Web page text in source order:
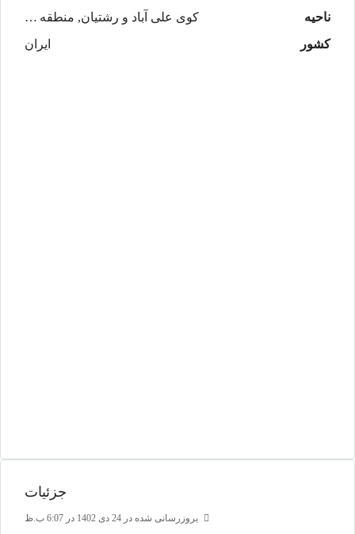
ناحیه
کوی علی آباد و رشتیان, منطقه 1 رشت
کشور
ایران
جزئیات
بروزرسانی شده در 24 دی 1402 در 6:07 ب.ظ